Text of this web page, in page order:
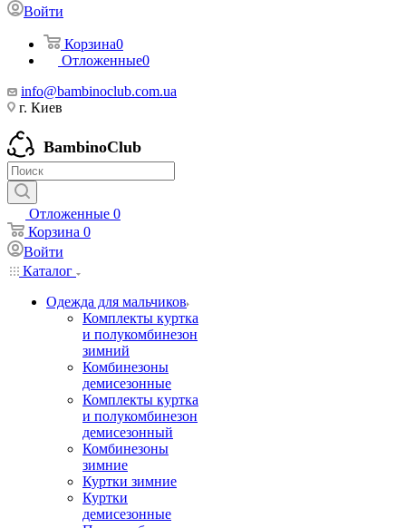
Войти
Корзина0
Отложенные0
info@bambinoclub.com.ua
г. Киев
BambinoClub
Отложенные 0
Корзина 0
Войти
Каталог
Одежда для мальчиков
Комплекты куртка
и полукомбинезон
зимний
Комбинезоны
демисезонные
Комплекты куртка
и полукомбинезон
демисезонный
Комбинезоны
зимние
Куртки зимние
Куртки
демисезонные